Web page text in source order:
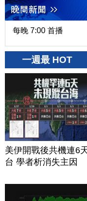
每晚 7:00 首播
一週最 HOT
美伊開戰後共機連6
台 學者析消失主因